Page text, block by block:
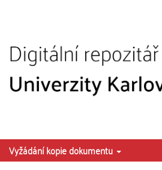
Vyžádání kopie dokumentu